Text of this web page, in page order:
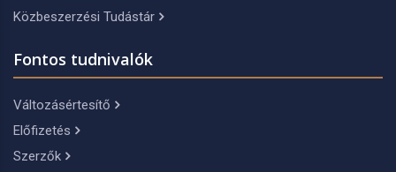
Közbeszerzési Tudástár
Fontos tudnivalók
Változásértesítő
Előfizetés
Szerzők